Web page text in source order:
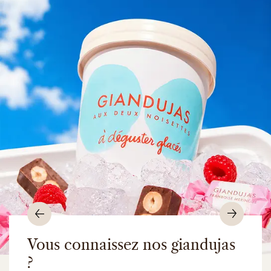
Vous connaissez nos giandujas
?
Précédent